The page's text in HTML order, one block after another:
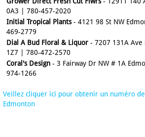
0A3 | 780-457-2020
Initial Tropical Plants- 4121 98 St NW
469-2779
Dial A Bud Floral & Liquor - 7207 131A Ave
1Z7 | 780-472-2570
Coral's Design - 3 Fairway Dr NW # 1A
974-1266
Veillez cliquer ici pour obtenir un numéro
Edmonton